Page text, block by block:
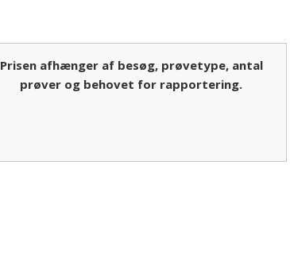
Prisen afhænger af besøg, prøvetype, antal
prøver og behovet for rapportering.